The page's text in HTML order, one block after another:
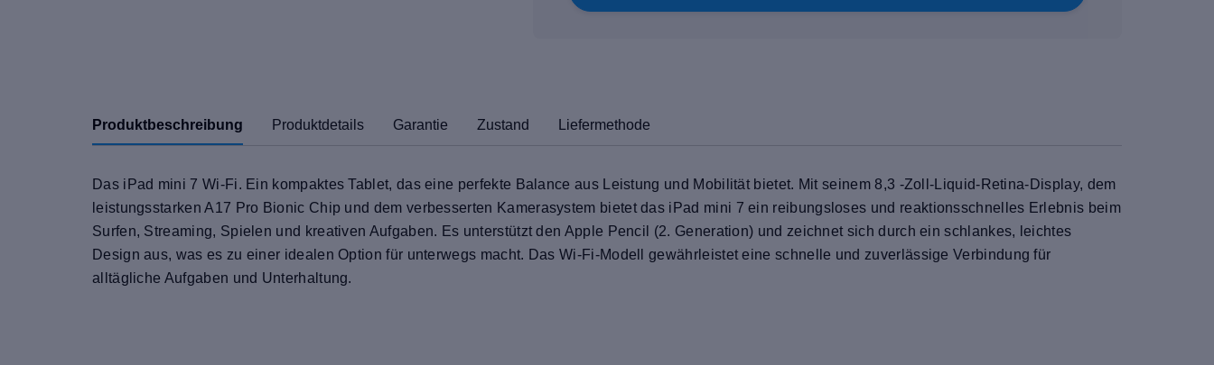
Produktbeschreibung Produktdetails Garantie Zustand Liefermethode
Das iPad mini 7 Wi-Fi. Ein kompaktes Tablet, das eine perfekte Balance aus Leistung und Mobilität bietet. Mit seinem 8,3 -Zoll-Liquid-Retina-Display, dem
leistungsstarken A17 Pro Bionic Chip und dem verbesserten Kamerasystem bietet das iPad mini 7 ein reibungsloses und reaktionsschnelles Erlebnis beim
Surfen, Streaming, Spielen und kreativen Aufgaben. Es unterstützt den Apple Pencil (2. Generation) und zeichnet sich durch ein schlankes, leichtes
Design aus, was es zu einer idealen Option für unterwegs macht. Das Wi-Fi-Modell gewährleistet eine schnelle und zuverlässige Verbindung für
alltägliche Aufgaben und Unterhaltung.